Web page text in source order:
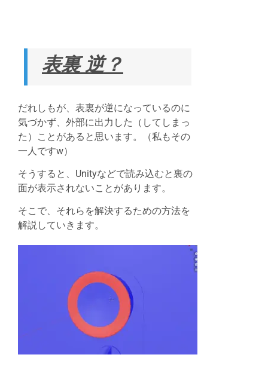
表裏 逆？
だれしもが、表裏が逆になっているのに
気づかず、外部に出力した（してしまっ
た）ことがあると思います。（私もその
一人ですw）
そうすると、Unityなどで読み込むと裏の
面が表示されないことがあります。
そこで、それらを解決するための方法を
解説していきます。